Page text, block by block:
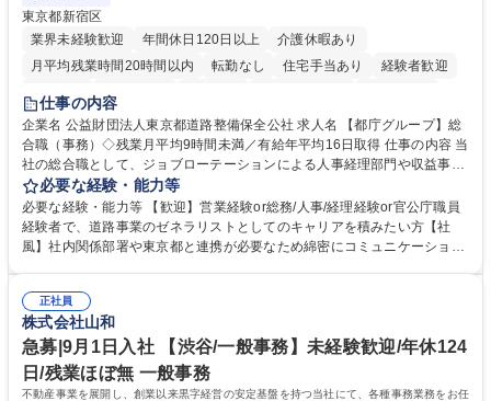
東京都新宿区
業界未経験歓迎
年間休日120日以上
介護休暇あり
月平均残業時間20時間以内
転勤なし 住宅手当あり
経験者歓迎
研修あり
退職金あり
駅近5分以内
資格取得手当あり 食事補助あり
仕事の内容
企業名 公益財団法人東京都道路整備保全公社 求人名 【都庁グループ】総
合職（事務）◇残業月平均9時間未満／有給年平均16日取得 仕事の内容 当
社の総合職として、ジョブローテーションによる人事経理部門や収益事業
等のフロント部門の部署等幅広い部署での業務をお任せいたします。研修
制度やキャリア支援が充実しております！ ※下記業務詳細 【業務詳細】■
管理部門：広報、人事、経理など当公社の運営に係る管理業務 ■収益部
門：駐車場の新規開拓、管理運営、新宿駅西口広場の「イベントコーナ
道路施設や道路工事現場の見学ツアー事業 ※入社後は上記いずれかの部門
へ配属。※業務内容変更の範囲：会社の定める業務 募集職種 【都庁グル
ープ】総合職（事務）◇残業月平均9時間未満／有給年平均16日取得
必要な経験・能力等
必要な経験・能力等 【歓迎】営業経験or総務/人事/経理経験or官公庁職員
経験者で、道路事業のゼネラリストとしてのキャリアを積みたい方【社
風】社内関係部署や東京都と連携が必要なため綿密にコミュニケーション
部門など多岐に渡る業務を経験できます。 ■様々なプロジェクト：駐車場
事業の他、新宿駅西口広場内に設置された照明を兼ねた広告「ブライトサ
イン」の管理運営を行うなど、事業収益を生み出す活動を積極的に行って
います。 学歴・資格 学歴：大学院 大学 高専 短大 専修学校 高校 語学力：
資格：
正社員
株式会社山和
急募|9月1日入社 【渋谷/一般事務】未経験歓迎/年休124
日/残業ほぼ無 一般事務
不動産事業を展開し、創業以来黒字経営の安定基盤を持つ当社にて、各種事務業務をお任